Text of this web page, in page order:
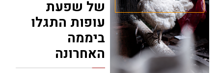
של שפעת
עופות התגלו
ביממה
האחרונה